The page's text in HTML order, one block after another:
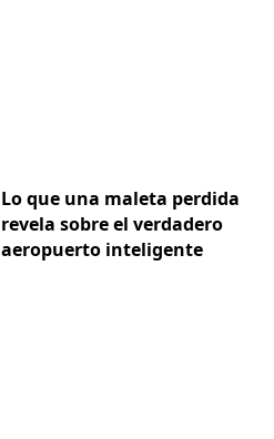
Lo que una maleta perdida
revela sobre el verdadero
aeropuerto inteligente